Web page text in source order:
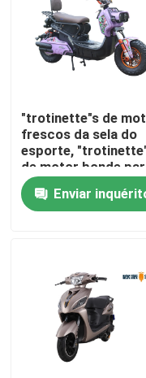
Contatos
Produtos
"trotinette"
"trotinette" de
"trotinette"
"trotinette"
"trotinette"
"trotinette"s de
frescos da sela do
esporte,
de motor bonde
adolescentes
Enviar